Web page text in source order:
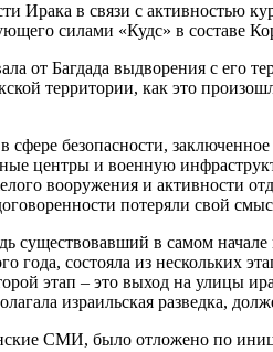
Ирака в связи с
силами «Кудс» в
от Багдада выдворения с
территории, как это
сфере безопасности,
центры и военную
вооружения и активности
потеряли свой
существовавший в самом
года, состояла из
этап – это выход на
израильская разведка,
СМИ, было отложено по